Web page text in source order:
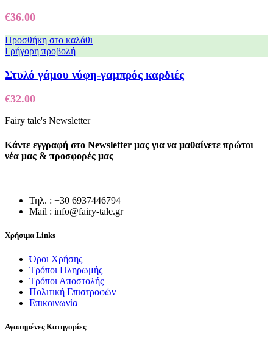
€36.00
Προσθήκη στο καλάθι
Γρήγορη προβολή
Στυλό γάμου νύφη-γαμπρός καρδιές
€32.00
Fairy tale's Newsletter
Κάντε εγγραφή στο Newsletter μας για να μαθαίνετε πρώτοι
νέα μας & προσφορές μας
Τηλ. : +30 6937446794
Mail : info@fairy-tale.gr
Χρήσιμα Links
Όροι Χρήσης
Τρόποι Πληρωμής
Τρόποι Αποστολής
Πολιτική Επιστροφών
Επικοινωνία
Αγαπημένες Κατηγορίες